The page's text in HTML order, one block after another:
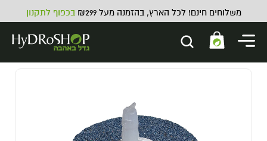
משלוחים חינם! לכל הארץ, בהזמנה מעל ₪299 בכפוף לתקנון